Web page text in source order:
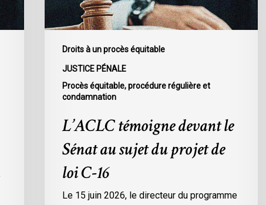
Droits à un procès équitable
JUSTICE PÉNALE
Procès équitable, procédure régulière et
condamnation
projet
de
L’ACLC témoigne devant le
Sénat au sujet du projet de
loi C-16
Le 15 juin 2026, le directeur du programme